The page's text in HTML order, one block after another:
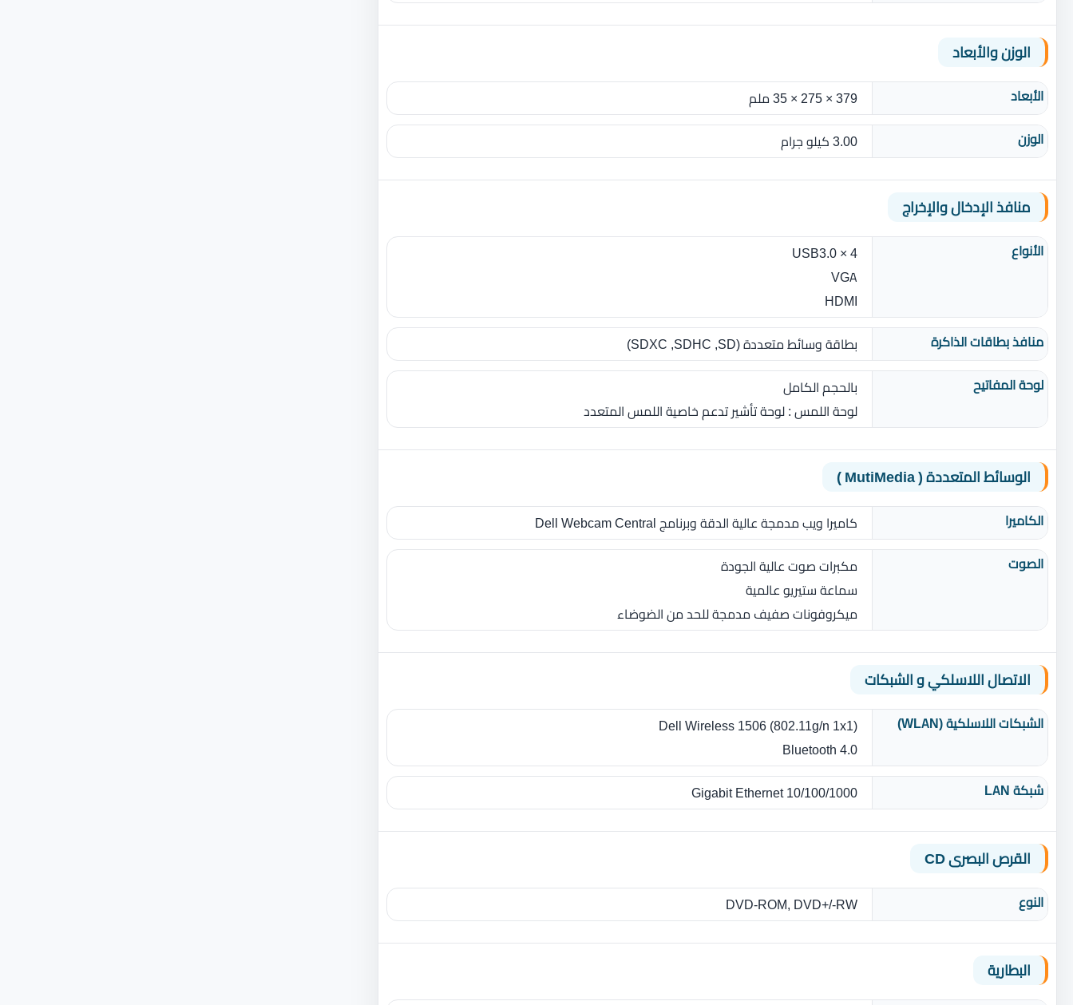
الوزن والأبعاد
الأبعاد
379 × 275 × 35 ملم
الوزن
3.00 كيلو جرام
منافذ الإدخال والإخراج
الأنواع
4 × USB3.0
VGA
HDMI
منافذ بطاقات الذاكرة
بطاقة وسائط متعددة ‏(‏SD‏,‏ SDHC‏,‏ SDXC‏)‏
لوحة المفاتيح
بالحجم الكامل
لوحة اللمس ‏: ‏لوحة تأشير تدعم خاصية اللمس المتعدد
الوسائط المتعددة ( MutiMedia )
الكاميرا
كاميرا ويب مدمجة عالية الدقة وبرنامج Dell Webcam Central
الصوت
مكبرات صوت عالية الجودة
سماعة ستيريو عالمية
ميكروفونات صفيف مدمجة للحد من الضوضاء
الاتصال اللاسلكي و الشبكات
الشبكات اللاسلكية (WLAN)
Dell Wireless 1506 (802.11g/n 1x1)
Bluetooth 4.0
شبكة LAN
10/100/1000 Gigabit Ethernet
القرص البصرى CD
النوع DVD-ROM, DVD+/-RW
البطارية